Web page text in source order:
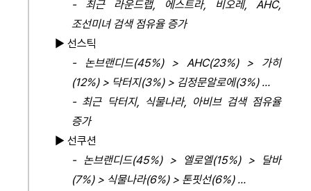
- 최근 라운드랩, 에스트라, 비오레, AHC,
조선미녀 검색 점유율 증가
►선스틱
- 논브랜디드(45%) > AHC(23%) > 가히
(12%) > 닥터지(3%) > 김정문알로에(3%) …
- 최근 닥터지, 식물나라, 아비브 검색 점유율
증가
►선쿠션
- 논브랜디드(45%) > 엘로엘(15%) >
달바
(7%) > 식물나라(6%) > 톤핏선(6%) …